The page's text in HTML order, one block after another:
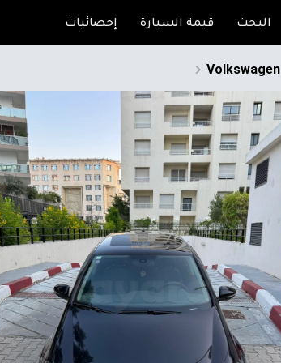
البحث قيمة السيارة إحصائيات
Volkswagen